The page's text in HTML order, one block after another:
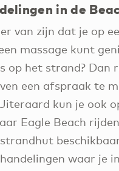
in de
van zijn dat je op
massage kunt
op het strand? Dan
een afspraak te
kun je ook
Eagle Beach
waar je